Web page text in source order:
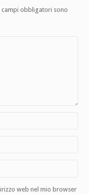
campi obbligatori sono
web nel mio browser